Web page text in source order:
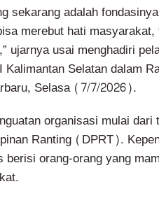
sekarang adalah
merebut hati
ujarnya usai menghadiri
Kalimantan Selatan dalam
Selasa (7/7/2026).
organisasi mulai
Ranting (DPRT).
berisi orang-orang yang